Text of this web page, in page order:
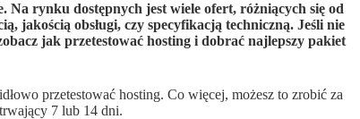
Na rynku dostępnych jest wiele ofert, różniących się od
jakością obsługi, czy specyfikacją techniczną. Jeśli nie
jak przetestować hosting i dobrać najlepszy pakiet
przetestować hosting. Co więcej, możesz to zrobić za
7 lub 14 dni.